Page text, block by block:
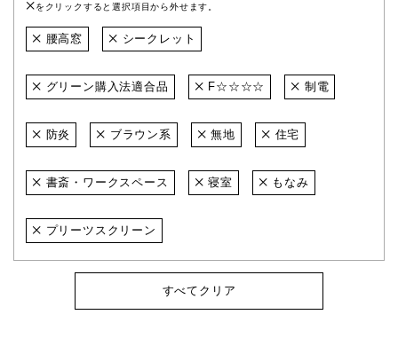
をクリックすると選択項目から外せます。
腰高窓 シークレット
グリーン購入法適合品 F☆☆☆☆ 制電
防炎 ブラウン系 無地 住宅
書斎・ワークスペース 寝室 もなみ
プリーツスクリーン
すべてクリア